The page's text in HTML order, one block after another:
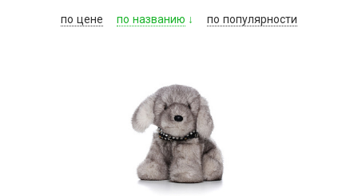
по цене по названию по популярности